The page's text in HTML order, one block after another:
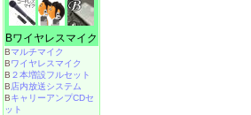
Bワイヤレスマイク
Bマルチマイク
Bワイヤレスマイク
B ２本増設フルセット
B店内放送システム
BキャリーアンプCDセ
ット